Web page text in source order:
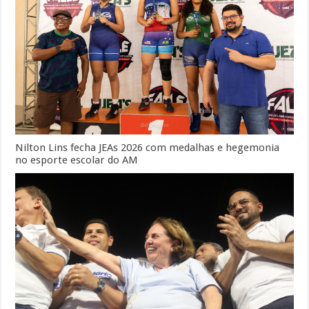
Nilton Lins fecha JEAs 2026 com medalhas e hegemonia
no esporte escolar do AM